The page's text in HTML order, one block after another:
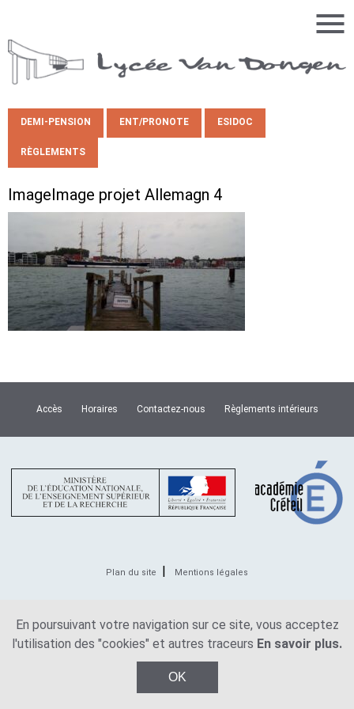
En poursuivant votre navigation sur ce site, vous acceptez
l'utilisation des "cookies" et autres traceurs En savoir plus.
OK
DEMI-PENSION ENT/PRONOTE ESIDOC
RÈGLEMENTS
ImageImage projet Allemagn 4
Accès Horaires Contactez-nous Règlements intérieurs
Plan du site Mentions légales